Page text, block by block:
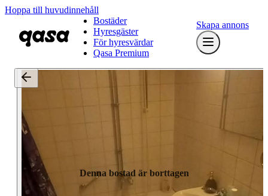
Hoppa till huvudinnehåll
Bostäder
Hyresgäster
För hyresvärdar
Qasa Premium
Skapa annons
Denna bostad är borttagen